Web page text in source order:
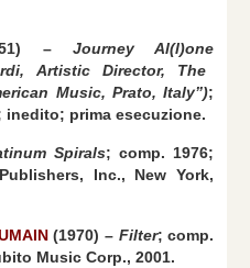
– Journey Al(l)one
Artistic Director, The
Music, Prato, Italy”);
inedito; prima esecuzione.
Spirals; comp. 1976;
Inc., New York,
(1970) – Filter; comp.
Music Corp., 2001.